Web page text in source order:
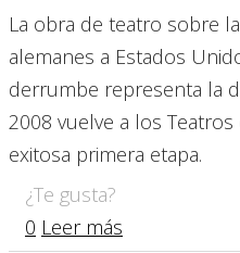
La obra de teatro sobre
alemanes a Estados
derrumbe representa la
2008 vuelve a los
exitosa primera etapa.
¿Te gusta?
0 Leer más